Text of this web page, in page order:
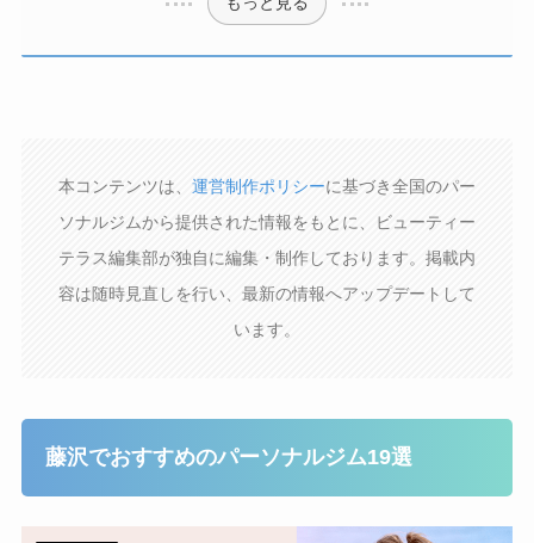
本コンテンツは、 運営制作ポリシーに基づき全国のパー
ソナルジムから提供された情報をもとに、ビューティー
テラス編集部が独自に編集・制作しております。掲載内
容は随時見直しを行い、最新の情報へアップデートして
います。
藤沢でおすすめのパーソナルジム19選